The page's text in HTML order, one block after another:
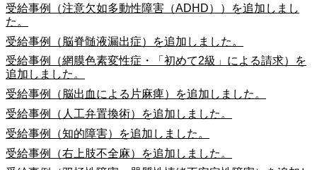
受給事例（注意欠如多動性障害（ADHD））を追加しまし
た。
受給事例（脳脊髄液漏出症）を追加しました。
受給事例（網膜色素変性症・「初めて2級」による請求）を
追加しました。
受給事例（脳出血による片麻痺）を追加しました。
受給事例（人工弁置換術）を追加しました。
受給事例（知的障害）を追加しました。
受給事例（右上肢不全麻）を追加しました。